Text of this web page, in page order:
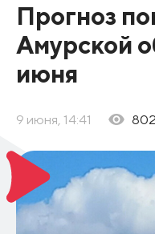
Прогноз
Амурской
июня
9 июня, 14:41 802